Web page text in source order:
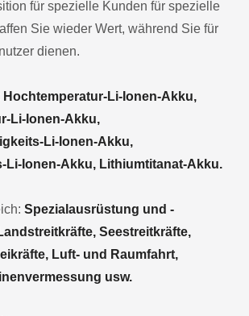
für spezielle Kunden für spezielle
Sie wieder Wert, während Sie für
dienen.
Hochtemperatur-Li-Ionen-Akku,
Li-Ionen-Akku,
Li-Ionen-Akku,
Li-Ionen-Akku, Lithiumtitanat-Akku.
Spezialausrüstung und -
Seestreitkräfte,
Luft- und Raumfahrt,
usw.